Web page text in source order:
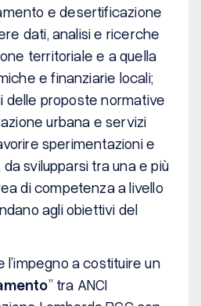
e desertificazione
dati, analisi e ricerche
territoriale e a quella
e finanziarie locali;
delle proposte normative
urbana e servizi
sperimentazioni e
da svilupparsi tra una e più
di competenza a livello
agli obiettivi del
l’impegno a costituire un
” tra ANCI